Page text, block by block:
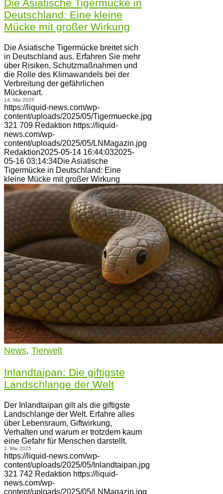
Die Asiatische Tigermücke in
Deutschland: Eine kleine
Mücke mit großer Wirkung
Die Asiatische Tigermücke breitet sich
in Deutschland aus. Erfahren Sie mehr
über Risiken, Schutzmaßnahmen und
die Rolle des Klimawandels bei der
Verbreitung der gefährlichen
Mückenart.
14. Mai 2025
https://liquid-news.com/wp-
content/uploads/2025/05/Tigermuecke.jpg
321 709 Redaktion https://liquid-
news.com/wp-
content/uploads/2025/05/LNMagazin.jpg
Redaktion2025-05-14 16:44:032025-
05-16 03:14:34Die Asiatische
Tigermücke in Deutschland: Eine
kleine Mücke mit großer Wirkung
News, Tierwelt
Inlandtaipan: Die giftigste
Landschlange der Welt
Der Inlandtaipan gilt als die giftigste
Landschlange der Welt. Erfahre alles
über Lebensraum, Giftwirkung,
Verhalten und warum er trotzdem kaum
eine Gefahr für Menschen darstellt.
2. Mai 2025
https://liquid-news.com/wp-
content/uploads/2025/05/Inlandtaipan.jpg
321 742 Redaktion https://liquid-
news.com/wp-
content/uploads/2025/05/LNMagazin.jpg